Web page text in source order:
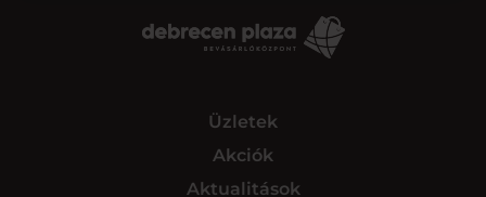
Üzletek
Akciók
Aktualitások